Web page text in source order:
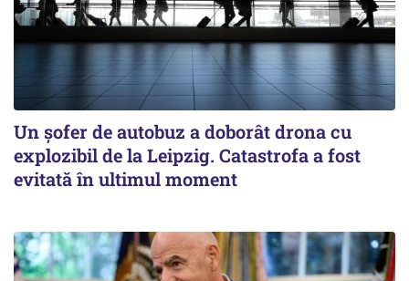
Un șofer de autobuz a doborât drona cu
explozibil de la Leipzig. Catastrofa a fost
evitată în ultimul moment